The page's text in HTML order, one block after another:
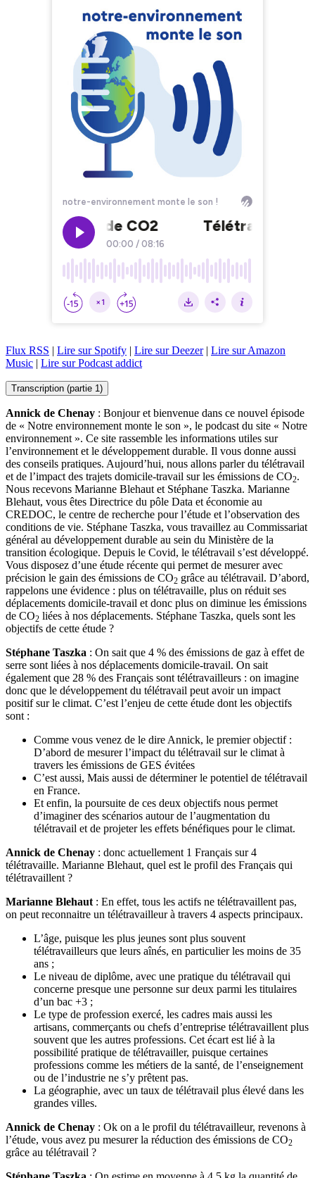
Flux RSS | Lire sur Spotify | Lire sur Deezer| Lire sur Amazon
Music | Lire sur Podcast addict
Transcription (partie 1)
Annick de Chenay : Bonjour et bienvenue dans ce nouvel épisode
de « Notre environnement monte le son », le podcast du site « Notre
environnement ». Ce site rassemble les informations utiles sur
l’environnement et le développement durable. Il vous donne aussi
des conseils pratiques. Aujourd’hui, nous allons parler du télétravail
et de l’impact des trajets domicile-travail sur les émissions de CO2.
Nous recevons Marianne Blehaut et Stéphane Taszka. Marianne
Blehaut, vous êtes Directrice du pôle Data et économie au
CREDOC, le centre de recherche pour l’étude et l’observation des
conditions de vie. Stéphane Taszka, vous travaillez au Commissariat
général au développement durable au sein du Ministère de la
transition écologique. Depuis le Covid, le télétravail s’est développé.
Vous disposez d’une étude récente qui permet de mesurer avec
précision le gain des émissions de CO2 grâce au télétravail. D’abord,
rappelons une évidence : plus on télétravaille, plus on réduit ses
déplacements domicile-travail et donc plus on diminue les émissions
de CO2 liées à nos déplacements. Stéphane Taszka, quels sont les
objectifs de cette étude ?
Stéphane Taszka : On sait que 4 % des émissions de gaz à effet de
serre sont liées à nos déplacements domicile-travail. On sait
également que 28 % des Français sont télétravailleurs : on imagine
donc que le développement du télétravail peut avoir un impact
positif sur le climat. C’est l’enjeu de cette étude dont les objectifs
sont :
Comme vous venez de le dire Annick, le premier objectif :
D’abord de mesurer l’impact du télétravail sur le climat à
travers les émissions de GES évitées
C’est aussi, Mais aussi de déterminer le potentiel de télétravail
en France.
Et enfin, la poursuite de ces deux objectifs nous permet
d’imaginer des scénarios autour de l’augmentation du
télétravail et de projeter les effets bénéfiques pour le climat.
Annick de Chenay : donc actuellement 1 Français sur 4
télétravaille. Marianne Blehaut, quel est le profil des Français qui
télétravaillent ?
Marianne Blehaut : En effet, tous les actifs ne télétravaillent pas,
on peut reconnaitre un télétravailleur à travers 4 aspects principaux.
L’âge, puisque les plus jeunes sont plus souvent
télétravailleurs que leurs aînés, en particulier les moins de 35
ans ;
Le niveau de diplôme, avec une pratique du télétravail qui
concerne presque une personne sur deux parmi les titulaires
d’un bac +3 ;
Le type de profession exercé, les cadres mais aussi les
artisans, commerçants ou chefs d’entreprise télétravaillent plus
souvent que les autres professions. Cet écart est lié à la
possibilité pratique de télétravailler, puisque certaines
professions comme les métiers de la santé, de l’enseignement
ou de l’industrie ne s’y prêtent pas.
La géographie, avec un taux de télétravail plus élevé dans les
grandes villes.
Annick de Chenay : Ok on a le profil du télétravailleur, revenons à
l’étude, vous avez pu mesurer la réduction des émissions de CO2
grâce au télétravail ?